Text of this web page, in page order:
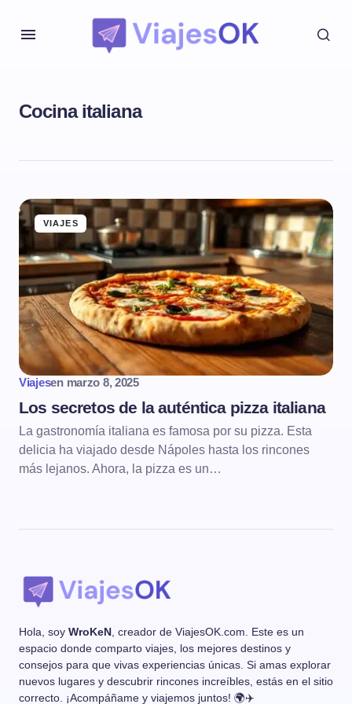
Cocina italiana
VIAJES
Viajesen marzo 8, 2025
Los secretos de la auténtica pizza italiana
La gastronomía italiana es famosa por su pizza. Esta
delicia ha viajado desde Nápoles hasta los rincones
más lejanos. Ahora, la pizza es un…
Hola, soy WroKeN , creador de ViajesOK.com. Este es un
espacio donde comparto viajes, los mejores destinos y
consejos para que vivas experiencias únicas. Si amas explorar
nuevos lugares y descubrir rincones increíbles, estás en el sitio
correcto. ¡Acompáñame y viajemos juntos! 🌍✈️